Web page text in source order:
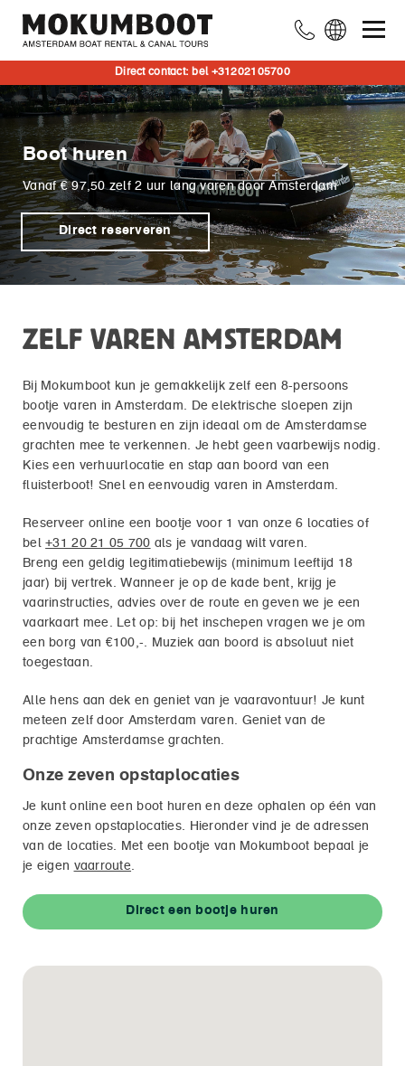
Direct contact: bel +31202105700
Boot huren
Vanaf € 97,50 zelf 2 uur lang varen door Amsterdam
Direct reserveren
ZELF VAREN AMSTERDAM
Bij Mokumboot kun je gemakkelijk zelf een 8-persoons
bootje varen in Amsterdam. De elektrische sloepen zijn
eenvoudig te besturen en zijn ideaal om de Amsterdamse
grachten mee te verkennen. Je hebt geen vaarbewijs nodig.
Kies een verhuurlocatie en stap aan boord van een
fluisterboot! Snel en eenvoudig varen in Amsterdam.
Reserveer online een bootje voor 1 van onze 6 locaties of
bel+31 20 21 05 700 als je vandaag wilt varen.
Breng een geldig legitimatiebewijs (minimum leeftijd 18
jaar) bij vertrek. Wanneer je op de kade bent, krijg je
vaarinstructies, advies over de route en geven we je een
vaarkaart mee. Let op: bij het inschepen vragen we je om
een borg van €100,-. Muziek aan boord is absoluut niet
toegestaan.
Alle hens aan dek en geniet van je vaaravontuur! Je kunt
meteen zelf door Amsterdam varen. Geniet van de
prachtige Amsterdamse grachten.
Onze zeven opstaplocaties
Je kunt online een boot huren en deze ophalen op één van
onze zeven opstaplocaties. Hieronder vind je de adressen
van de locaties. Met een bootje van Mokumboot bepaal je
je eigen vaarroute.
Direct een bootje huren